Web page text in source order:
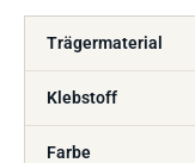
Trägermaterial
Klebstoff
Farbe